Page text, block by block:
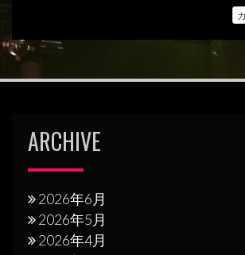
ARCHIVE
2026年6月
2026年5月
2026年4月